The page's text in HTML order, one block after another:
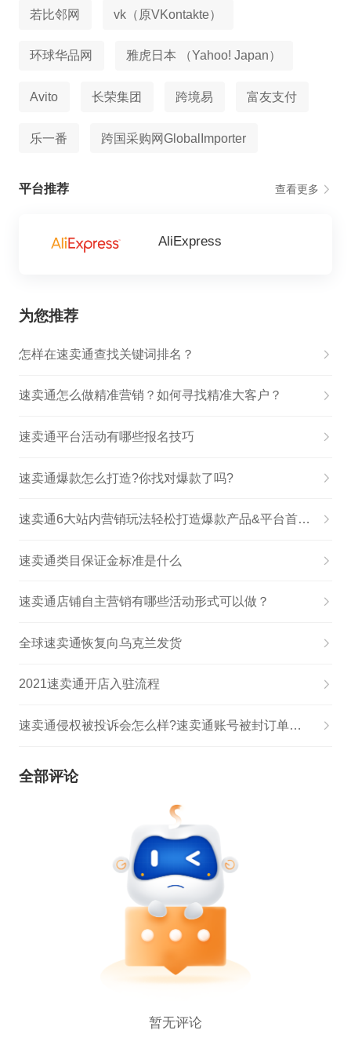
若比邻网 vk（原VKontakte）
环球华品网 雅虎日本 （Yahoo! Japan）
Avito 长荣集团 跨境易 富友支付
乐一番 跨国采购网GlobalImporter
平台推荐 查看更多
AliExpress
为您推荐
怎样在速卖通查找关键词排名？
速卖通怎么做精准营销？如何寻找精准大客户？
速卖通平台活动有哪些报名技巧
速卖通爆款怎么打造?你找对爆款了吗?
速卖通6大站内营销玩法轻松打造爆款产品&平台首次公开搜索规则
速卖通类目保证金标准是什么
速卖通店铺自主营销有哪些活动形式可以做？
全球速卖通恢复向乌克兰发货
2021速卖通开店入驻流程
速卖通侵权被投诉会怎么样?速卖通账号被封订单怎么办?
全部评论
暂无评论